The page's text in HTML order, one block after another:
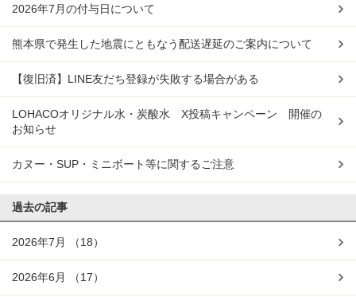
2026年7月の付与日について
熊本県で発生した地震にともなう配送遅延のご案内について
【復旧済】LINE友だち登録が失敗する場合がある
LOHACOオリジナル水・炭酸水 X投稿キャンペーン 開催の
お知らせ
カヌー・SUP・ミニボート等に関するご注意
過去の記事
2026年7月 （18）
2026年6月 （17）